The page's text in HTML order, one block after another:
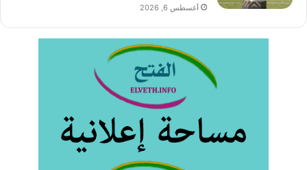
أغسطس 6, 2026